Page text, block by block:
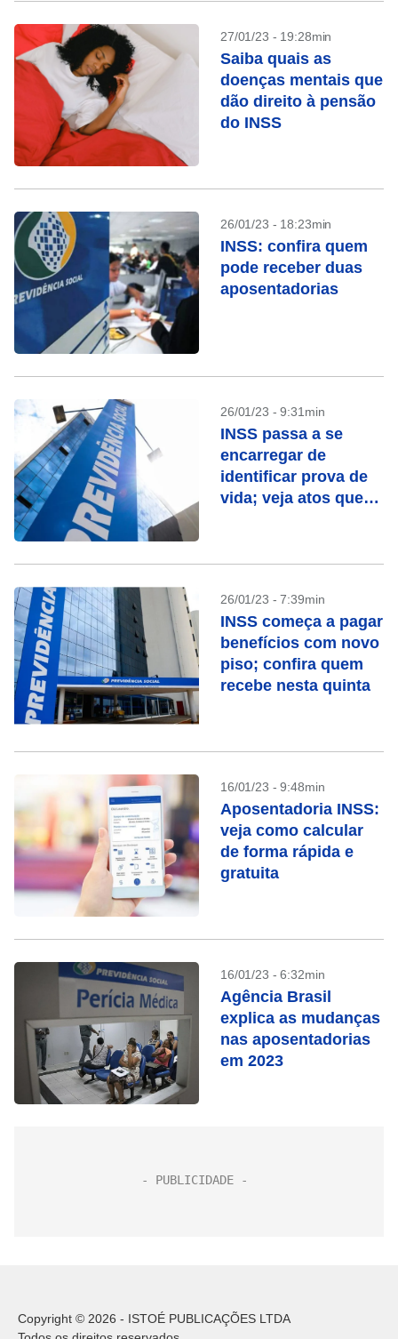
27/01/23 - 19:28min
Saiba quais as
doenças mentais que
dão direito à pensão
do INSS
26/01/23 - 18:23min
INSS: confira quem
pode receber duas
aposentadorias
26/01/23 - 9:31min
INSS passa a se
encarregar de
identificar prova de
vida; veja atos que
26/01/23 - 7:39min
INSS começa a pagar
benefícios com novo
piso; confira quem
recebe nesta quinta
16/01/23 - 9:48min
Aposentadoria INSS:
veja como calcular
de forma rápida e
gratuita
16/01/23 - 6:32min
Agência Brasil
explica as mudanças
nas aposentadorias
em 2023
Copyright © 2026 - ISTOÉ PUBLICAÇÕES LTDA